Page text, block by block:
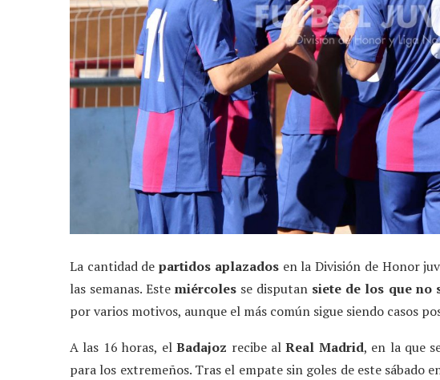
La cantidad departidos aplazados en la División de Honor
las semanas. Estemiércoles se disputan siete de los que no
por varios motivos, aunque el más común sigue siendo casos
A las 16 horas, elBadajoz recibe alReal Madrid, en la que
para los extremeños. Tras el empate sin goles de este sábado